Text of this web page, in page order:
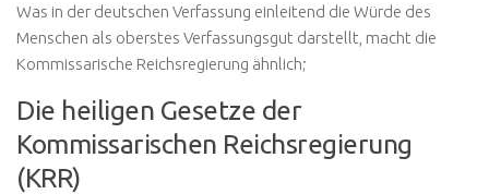
Was in der deutschen Verfassung einleitend die Würde des
Menschen als oberstes Verfassungsgut darstellt, macht die
Kommissarische Reichsregierung ähnlich;
Die heiligen Gesetze der
Kommissarischen Reichsregierung
(KRR)